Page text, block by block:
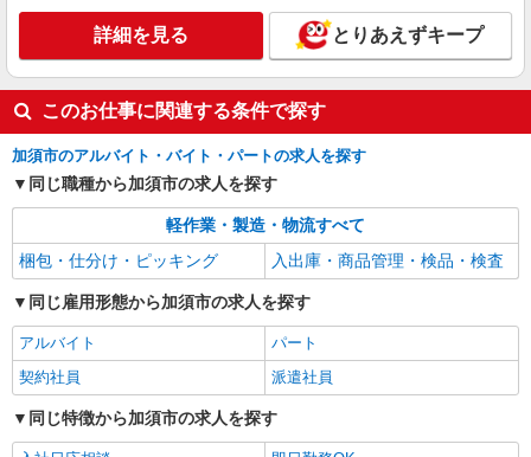
界内でも話題になりました。 2022年、更なる需要
の高まりそして地球環境への貢献のため、新しい
工場を増設しております◎
株式会社テクノ・サービス 埼玉県エリア（02）
工場のカンタン軽作業、倉庫での箱詰め・入出
■時給1300円〜1500円（就業先により異なる）
＋交通費
埼玉県内に多数あり 加須市、戸田市など
キープ 詳細を見る
契約社員
株式会社アポロス
フォークでの構内作業
時給1,600円 別途残業手当支給
埼玉県加須市北大桑 ★マイカー通勤可
詳細を見る とりあえずキープ
このお仕事に関連する条件で探す
加須市のアルバイト・バイト・パートの求人を探す
同じ職種から加須市の求人を探す
軽作業・製造・物流すべて
梱包・仕分け・ピッキング
入出庫・商品管理・検品・検査
同じ雇用形態から加須市の求人を探す
アルバイト
パート
契約社員
派遣社員
同じ特徴から加須市の求人を探す